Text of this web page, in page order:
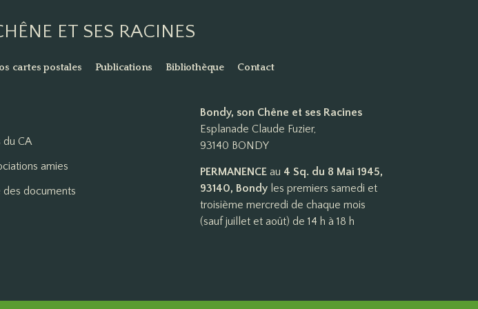
ET SES RACINES
cartes postales Publications Bibliothèque Contact
du CA
amies
des documents
Bondy, son Chêne et ses Racines
Esplanade Claude Fuzier,
93140 BONDY
PERMANENCEau 4 Sq. du 8 Mai 1945,
93140, Bondyles premiers samedi et
troisième mercredi de chaque mois
(sauf juillet et août) de 14 h à 18 h